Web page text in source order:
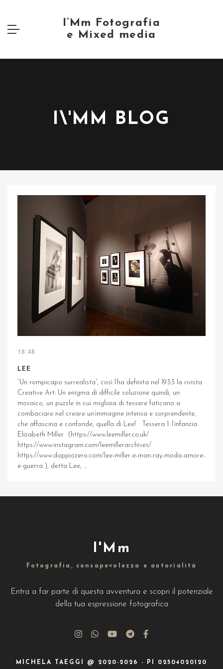
I\'MM BLOG
18:48
LEE
“Un rompicapo surrealista”, così l’ha definita nel 1933 la rivista
Creative Art. Un enigma di difficile soluzione quindi, un
mosaico, un puzzle in cui migliaia di tessere faticano a
combaciare nel creare un’immagine intensa e sorprendente,
che affascina e confonde, quella di Lee! Tessera 1: l’infanzia
Elizabeth Miller (https://www.leemiller.co.uk/
https://www.instagram.com/leemillerarchives/
https://www.doppiozero.com/lee-miller-e-man-ray-moda-amore-
e-guerra ), detta Lee, ...
I'Mm
Fotografia, consapevolezza e autorialità
Entra a far parte di questa avventura e scopri il potenziale
della tua espressione fotografica
MICHELA TAEGGI @ 2020-2026 - PI 02504020120